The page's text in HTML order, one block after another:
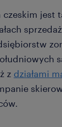
czeskim jest
z działami